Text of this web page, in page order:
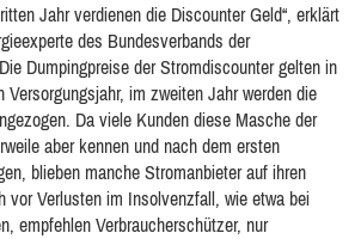
Jahr verdienen die Discounter Geld“, erklärt
des Bundesverbands der
Dumpingpreise der Stromdiscounter gelten in
Versorgungsjahr, im zweiten Jahr werden die
Da viele Kunden diese Masche der
aber kennen und nach dem ersten
blieben manche Stromanbieter auf ihren
vor Verlusten im Insolvenzfall, wie etwa bei
empfehlen Verbraucherschützer, nur